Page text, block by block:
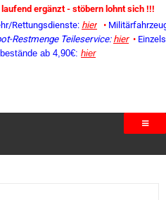
ergänzt - stöbern lohnt sich !!!
Rettungsdienste: hier •
Restmenge Teileservice: hier •
ab 4,90€: hier